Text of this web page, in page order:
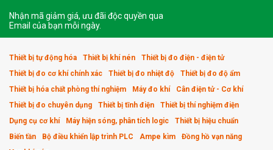
Nhận mã giảm giá, ưu đãi độc quyền qua
Email của bạn mỗi ngày.
Thiết bị tự động hóa Thiết bị khí nén
Thiết bị đo điện - điện tử
Thiết bị đo cơ khí chính xác
Thiết bị đo nhiệt độ
Thiết bị đo độ ẩm
Thiết bị hóa chất phòng thí nghiệm
Máy đo khí
Cân điện tử - Cơ khí
Thiết bị đo chuyên dụng
Thiết bị tĩnh điện
Thiết bị thí nghiệm điện
Dụng cụ cơ khí
Máy hiện sóng, phân tích logic
Thiết bị hiệu chuẩn
Biến tần
Bộ điều khiển lập trình PLC Ampe kìm
Đồng hồ vạn năng